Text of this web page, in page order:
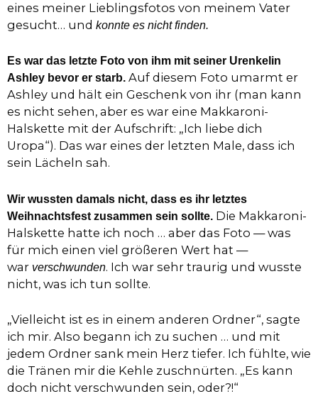
eines meiner Lieblingsfotos von meinem Vater
gesucht… und konnte es nicht finden.
Es war das letzte Foto von ihm mit seiner Urenkelin
Ashley bevor er starb. Auf diesem Foto umarmt er
Ashley und hält ein Geschenk von ihr (man kann
es nicht sehen, aber es war eine Makkaroni-
Halskette mit der Aufschrift: „Ich liebe dich
Uropa“). Das war eines der letzten Male, dass ich
sein Lächeln sah.
Wir wussten damals nicht, dass es ihr letztes
Weihnachtsfest zusammen sein sollte. Die Makkaroni-
Halskette hatte ich noch … aber das Foto — was
für mich einen viel größeren Wert hat —
war verschwunden. Ich war sehr traurig und wusste
nicht, was ich tun sollte.
„Vielleicht ist es in einem anderen Ordner“, sagte
ich mir. Also begann ich zu suchen … und mit
jedem Ordner sank mein Herz tiefer. Ich fühlte, wie
die Tränen mir die Kehle zuschnürten. „Es kann
doch nicht verschwunden sein, oder?!“